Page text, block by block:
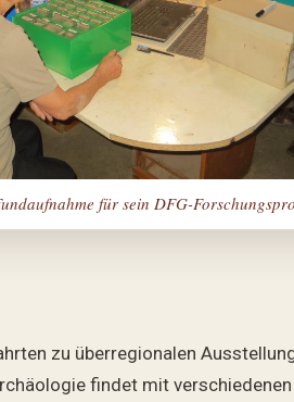
für sein DFG-
zu überregionalen
findet mit